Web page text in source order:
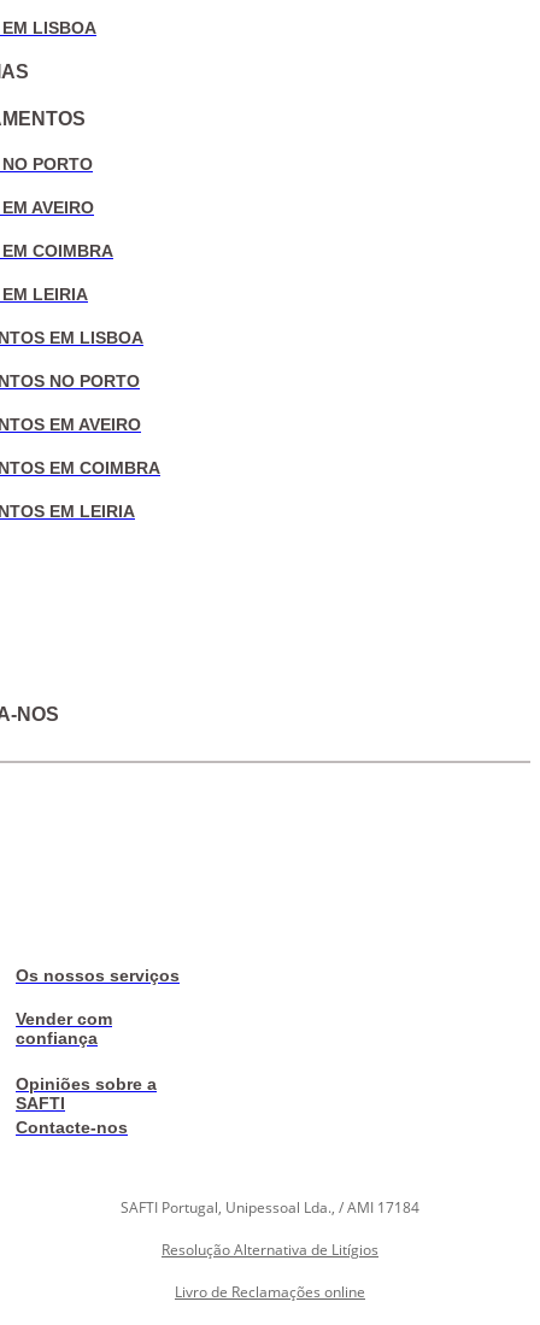
LISBOA
PORTO
AVEIRO
COIMBRA
LEIRIA
EM LISBOA
NO PORTO
EM AVEIRO
EM COIMBRA
EM LEIRIA
NOS
Os nossos serviços
Vender com
confiança
Opiniões sobre a
SAFTI
Contacte-nos
SAFTI Portugal, Unipessoal Lda., / AMI 17184
Resolução Alternativa de Litígios
Livro de Reclamações online